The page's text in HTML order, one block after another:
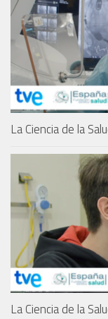
La Ciencia de la
La Ciencia de la